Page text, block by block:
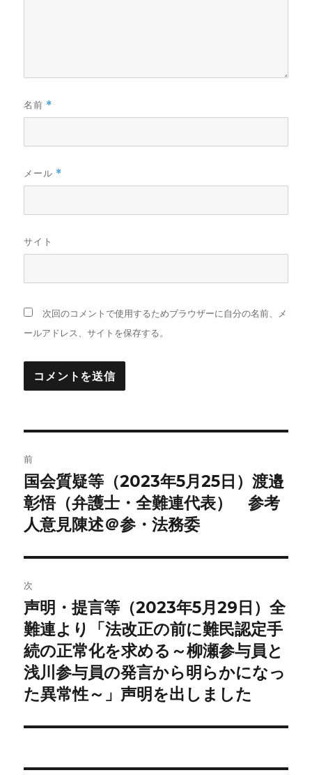
名前 *
メール *
サイト
次回のコメントで使用するためブラウザーに自分の名前、メ
ールアドレス、サイトを保存する。
稿
ナ
ビ
ゲ
ー
シ
ョ
ン
前
前
の
投
国会質疑等（2023年5月25日）渡邉
彰悟（弁護士・全難連代表） 参考
人意見陳述＠参・法務委
次
次
の
投
稿:
声明・提言等（2023年5月29日）全
難連より「法改正の前に難民認定手
続の正常化を求める～柳瀬参与員と
浅川参与員の発言から明らかになっ
た異常性～」声明を出しました